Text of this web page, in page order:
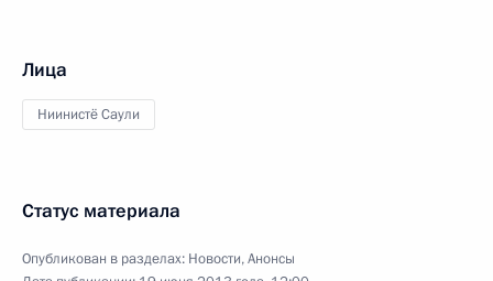
Лица
Ниинистё Саули
Статус материала
Опубликован в разделах: Новости,Анонсы